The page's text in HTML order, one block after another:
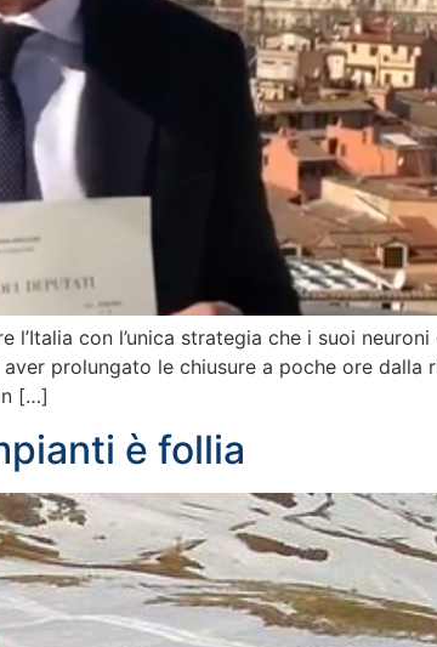
con l’unica strategia che i suoi
prolungato le chiusure a poche ore
[…]
è follia